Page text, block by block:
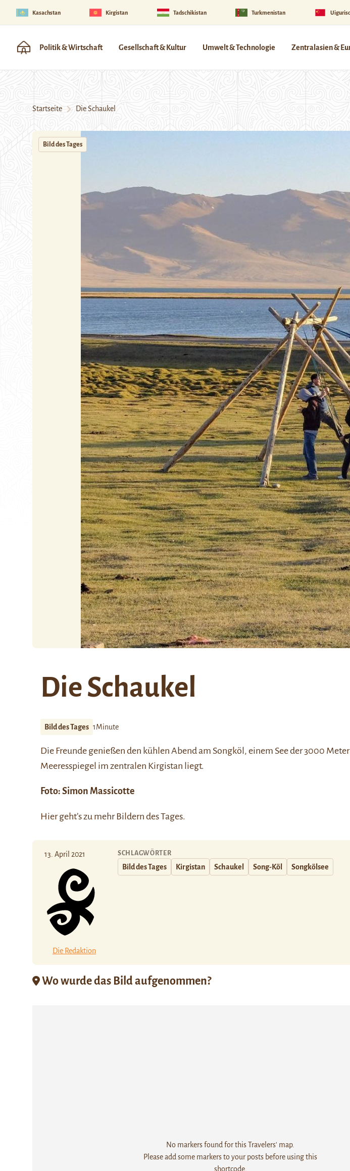
Kasachstan Kirgistan Tadschikistan Turkmenistan
Politik & Wirtschaft Gesellschaft & Kultur Umwelt & Technologie Zentralasien &
Startseite Die Schaukel
Bild des Tages
Die Schaukel
Bild des Tages 1Minute
Die Freunde genießen den kühlen Abend am Songköl, einem See der 3000
Meeresspiegel im zentralen Kirgistan liegt.
Foto: Simon Massicotte
Hiergeht’s zu mehr Bildern des Tages.
13. April 2021
Die Redaktion
SCHLAGWÖRTER
Bild des Tages Kirgistan Schaukel Song-Köl Songkölsee
Wo wurde das Bild aufgenommen?
No markers found for this Travelers' map.
Please add some markers to your posts before using this
shortcode.